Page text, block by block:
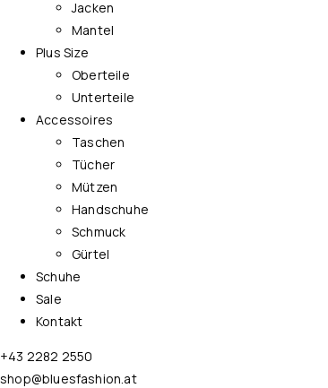
Jacken
Mantel
Plus Size
Oberteile
Unterteile
Accessoires
Taschen
Tücher
Mützen
Handschuhe
Schmuck
Gürtel
Schuhe
Sale
Kontakt
+43 2282 2550
shop@bluesfashion.at